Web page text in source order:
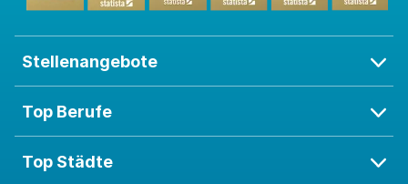
Stellenangebote
Top Berufe
Top Städte